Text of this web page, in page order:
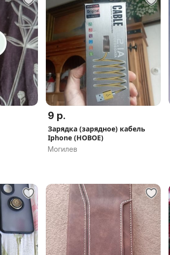
9 р.
Зарядка (зарядное) кабель
Iphone (НОВОЕ)
Могилев